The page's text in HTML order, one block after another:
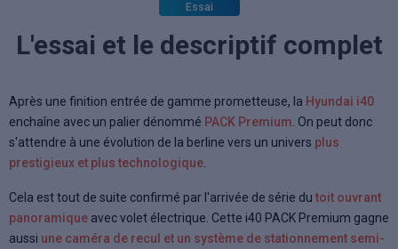
Essai
L'essai et le descriptif complet
Après une finition entrée de gamme prometteuse, la Hyundai i40
enchaîne avec un palier dénommé PACK Premium. On peut donc
s'attendre à une évolution de la berline vers un univers plus
prestigieux et plus technologique.
Cela est tout de suite confirmé par l'arrivée de série du toit ouvrant
panoramique avec volet électrique. Cette i40 PACK Premium gagne
aussi une caméra de recul et un système de stationnement semi-